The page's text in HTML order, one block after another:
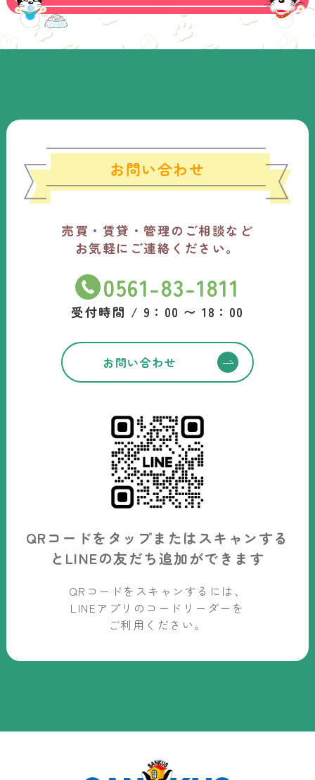
お問い合わせ
売買・賃貸・管理のご相談など
お気軽にご連絡ください。
0561-83-1811
受付時間 / 9：00 〜 18：00
お問い合わせ
QRコードをタップまたはスキャンする
と LINEの友だち追加ができます
QRコードをスキャンするには、
LINEアプリのコードリーダーを
ご利用ください。